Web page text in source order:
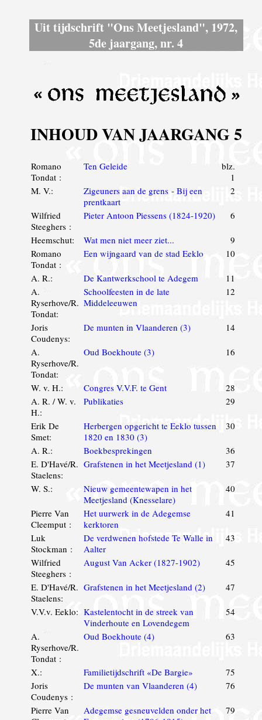
Uit tijdschrift "Ons Meetjesland", 1972,
5de jaargang, nr. 4
INHOUD VAN JAARGANG 5
Romano
Tondat :
Ten Geleide
blz.
1
M. V.:
Zigeuners aan de grens - Bij een
prentkaart
2
Wilfried
Steeghers :
Pieter Antoon Piessens (1824-1920) 6
Heemschut: Wat men niet meer ziet...
9
Romano
Tondat :
Een wijngaard van de stad Eeklo 10
A. R.: De Kantwerkschool te Adegem
11
A.
Ryserhove/R.
Tondat:
Schoolfeesten in de late
Middeleeuwen
12
Joris
Coudenys:
De munten in Vlaanderen (3) 14
A.
Ryserhove/R.
Tondat:
Oud Boekhoute (3) 16
W. v. H.: Congres V.V.F. te Gent
28
A. R. / W. v.
H.:
Publikaties 29
Erik De
Smet:
Herbergen opgericht te Eeklo tussen
1820 en 1830 (3)
30
A. R.: Boekbesprekingen
36
E. D'Havé/R.
Staelens:
Grafstenen in het Meetjesland (1) 37
W. S.:
Nieuw gemeentewapen in het
Meetjesland (Knesselare)
40
Pierre Van
Cleemput :
Het uurwerk in de Adegemse
kerktoren
41
Luk
Stockman :
De verdwenen hofstede Te Walle in
Aalter
43
Wilfried
Steeghers :
August Van Acker (1827-1902) 45
E. D'Havé/R.
Staelens:
Grafstenen in het Meetjesland (2) 47
V.V.v. Eeklo: Kastelentocht in de streek van
Vinderhoute en Lovendegem
54
A.
Ryserhove/R.
Tondat :
Oud Boekhoute (4) 63
X.: Familietijdschrift «De Bargie»
75
Joris
Coudenys :
De munten van Vlaanderen (4) 76
Pierre Van
Adegemse gesneuvelden onder het
79